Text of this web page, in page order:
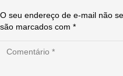
O seu endereço de e-mail não
são marcados com *